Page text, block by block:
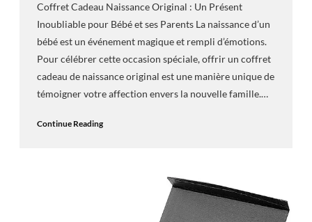
Coffret Cadeau Naissance Original : Un Présent
Inoubliable pour Bébé et ses Parents La naissance d’un
bébé est un événement magique et rempli d’émotions.
Pour célébrer cette occasion spéciale, offrir un coffret
cadeau de naissance original est une manière unique de
témoigner votre affection envers la nouvelle famille.…
Continue Reading